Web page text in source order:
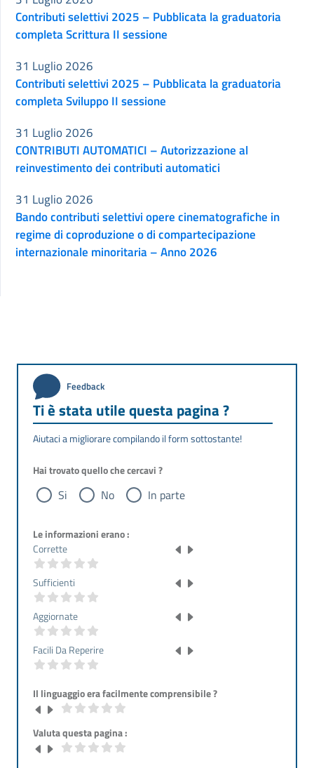
Contributi selettivi 2025 – Pubblicata la graduatoria
completa Scrittura II sessione
Contributi selettivi 2025 – Pubblicata la graduatoria
completa Sviluppo II sessione
31 Luglio 2026
CONTRIBUTI AUTOMATICI – Autorizzazione al
reinvestimento dei contributi automatici
31 Luglio 2026
Bando contributi selettivi opere cinematografiche in
regime di coproduzione o di compartecipazione
internazionale minoritaria – Anno 2026
31 Luglio 2026
Feedback
Ti è stata utile questa pagina ?
Aiutaci a migliorare compilando il form sottostante!
Hai trovato quello che cercavi ?
Si No In parte
Le informazioni erano :
Corrette
Sufficienti
Aggiornate
Facili Da Reperire
Il linguaggio era facilmente comprensibile ?
Valuta questa pagina :